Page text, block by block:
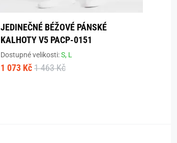
JEDINEČNÉ BÉŽOVÉ PÁNSKÉ
KALHOTY V5 PACP-0151
Dostupné velikosti:S, L
1 073 Kč 1 463 Kč